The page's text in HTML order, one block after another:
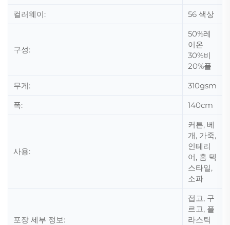
컬러웨이:
56 색상
구성:
50%레
이온
30%비
20%플
무게:
310gsm
폭:
140cm
사용:
커튼, 베
개, 가죽,
인테리
어, 홈 텍
스타일,
소파
포장 세부 정보:
접고, 구
르고, 플
라스틱